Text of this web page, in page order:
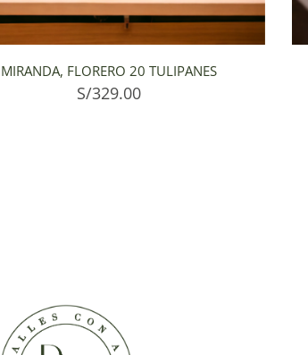
MIRANDA, FLORERO 20 TULIPANES
S/329.00